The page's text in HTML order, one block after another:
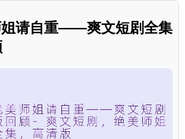
姐请自重——爽文短剧全集